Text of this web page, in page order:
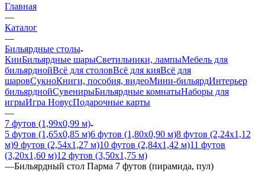
Главная
—
Каталог
—
Бильярдные столы
КииБильярдные шарыСветильники, лампыМебель для
бильярднойВсё для столовВсё для кияВсё для
шаровСукноКниги, пособия, видеоМини-бильярдИнтерьер
бильярднойСувенирыБильярдные комнатыНаборы для
игрыИгра НовусПодарочные карты
—
7 футов (1,99х0,99 м)
5 футов (1,65х0,85 м)6 футов (1,80х0,90 м)8 футов (2,24х1,12
м)9 футов (2,54х1,27 м)10 футов (2,84х1,42 м)11 футов
(3,20х1,60 м)12 футов (3,50х1,75 м)
—Бильярдный стол Парма 7 футов (пирамида, пул)